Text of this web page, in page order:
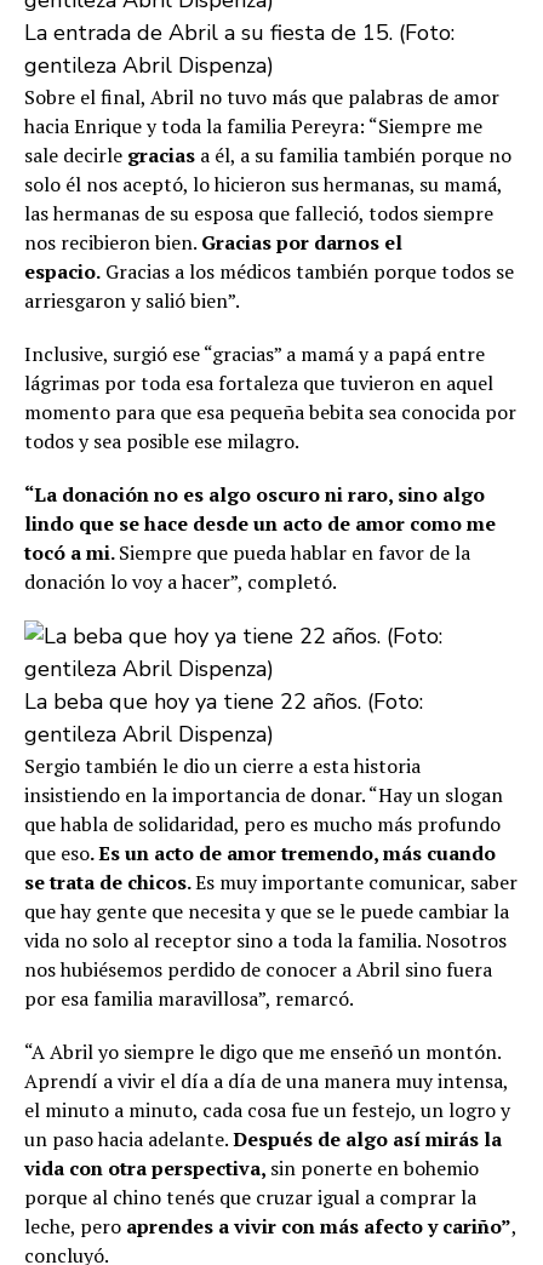
La entrada de Abril a su fiesta de 15. (Foto:
gentileza Abril Dispenza)
Sobre el final, Abril no tuvo más que palabras de amor
hacia Enrique y toda la familia Pereyra: “Siempre me
sale decirle gracias a él, a su familia también porque no
solo él nos aceptó, lo hicieron sus hermanas, su mamá,
las hermanas de su esposa que falleció, todos siempre
nos recibieron bien. Gracias por darnos el
espacio. Gracias a los médicos también porque todos se
arriesgaron y salió bien”.
Inclusive, surgió ese “gracias” a mamá y a papá entre
lágrimas por toda esa fortaleza que tuvieron en aquel
momento para que esa pequeña bebita sea conocida por
todos y sea posible ese milagro.
“La donación no es algo oscuro ni raro, sino algo
lindo que se hace desde un acto de amor como me
tocó a mi.Siempre que pueda hablar en favor de la
donación lo voy a hacer”, completó.
La beba que hoy ya tiene 22 años. (Foto:
gentileza Abril Dispenza)
Sergio también le dio un cierre a esta historia
insistiendo en la importancia de donar. “Hay un slogan
que habla de solidaridad, pero es mucho más profundo
que eso. Es un acto de amor tremendo, más cuando
se trata de chicos.Es muy importante comunicar, saber
que hay gente que necesita y que se le puede cambiar la
vida no solo al receptor sino a toda la familia. Nosotros
nos hubiésemos perdido de conocer a Abril sino fuera
por esa familia maravillosa”, remarcó.
“A Abril yo siempre le digo que me enseñó un montón.
Aprendí a vivir el día a día de una manera muy intensa,
el minuto a minuto, cada cosa fue un festejo, un logro y
un paso hacia adelante.Después de algo así mirás la
vida con otra perspectiva, sin ponerte en bohemio
porque al chino tenés que cruzar igual a comprar la
leche, pero aprendes a vivir con más afecto y cariño”,
concluyó.